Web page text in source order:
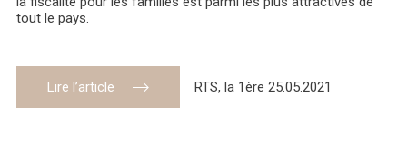
tout le pays.
Lire l’article RTS, la 1ère 25.05.2021